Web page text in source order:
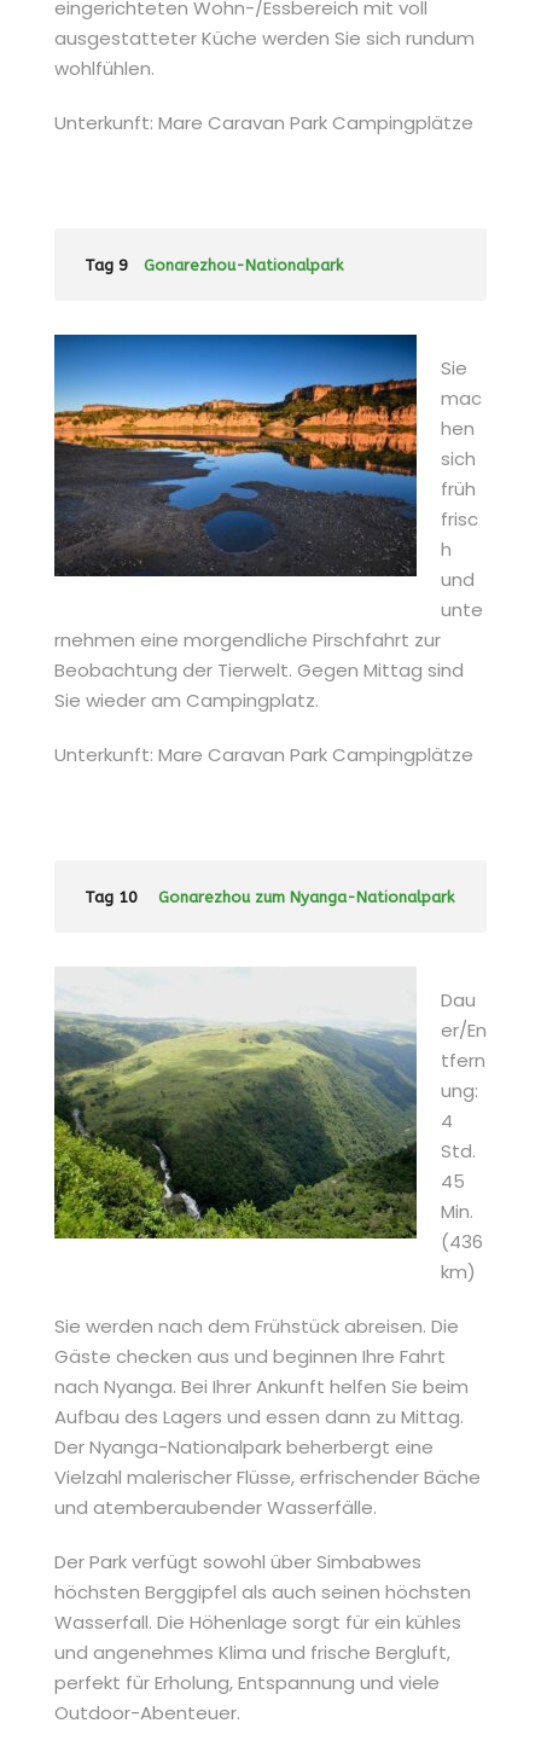
eingerichteten Wohn-/Essbereich mit voll
ausgestatteter Küche werden Sie sich rundum
wohlfühlen.
Unterkunft: Mare Caravan Park Campingplätze
Tag 9 Gonarezhou-Nationalpark
Sie
mac
hen
sich
früh
frisc
h
und
unte
rnehmen eine morgendliche Pirschfahrt zur
Beobachtung der Tierwelt. Gegen Mittag sind
Sie wieder am Campingplatz.
Unterkunft: Mare Caravan Park Campingplätze
Tag 10 Gonarezhou zum Nyanga-Nationalpark
Dau
er/En
tfern
ung:
4
Std.
45
Min.
(436
km)
Sie werden nach dem Frühstück abreisen. Die
Gäste checken aus und beginnen Ihre Fahrt
nach Nyanga. Bei Ihrer Ankunft helfen Sie beim
Aufbau des Lagers und essen dann zu Mittag.
Der Nyanga-Nationalpark beherbergt eine
Vielzahl malerischer Flüsse, erfrischender Bäche
und atemberaubender Wasserfälle.
Der Park verfügt sowohl über Simbabwes
höchsten Berggipfel als auch seinen höchsten
Wasserfall. Die Höhenlage sorgt für ein kühles
und angenehmes Klima und frische Bergluft,
perfekt für Erholung, Entspannung und viele
Outdoor-Abenteuer.